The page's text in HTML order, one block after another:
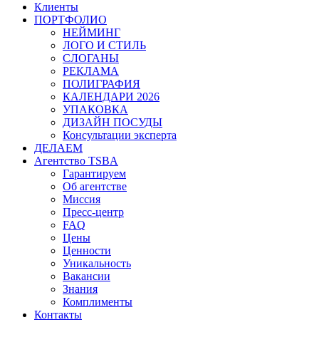
Клиенты
ПОРТФОЛИО
НЕЙМИНГ
ЛОГО И СТИЛЬ
СЛОГАНЫ
РЕКЛАМА
ПОЛИГРАФИЯ
КАЛЕНДАРИ 2026
УПАКОВКА
ДИЗАЙН ПОСУДЫ
Консультации эксперта
ДЕЛАЕМ
Агентство TSBA
Гарантируем
Об агентстве
Миссия
Пресс-центр
FAQ
Цены
Ценности
Уникальность
Вакансии
Знания
Комплименты
Контакты